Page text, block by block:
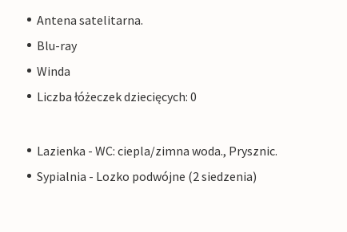
Antena satelitarna.
Blu-ray
Winda
Liczba łóżeczek dziecięcych: 0
Lazienka - WC: ciepla/zimna woda., Prysznic.
Sypialnia - Lozko podwójne (2 siedzenia)